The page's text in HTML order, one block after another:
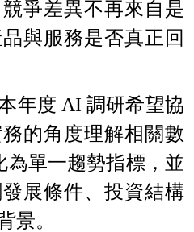
爭差異不再來自是
與服務是否真正回
年度 AI 調研希望協
的角度理解相關數
單一趨勢指標，並
展條件、投資結構
景。